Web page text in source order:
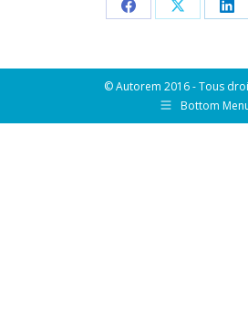
Partager
Facebook
Partager
X
© Autorem 2016 - Tous
Bottom